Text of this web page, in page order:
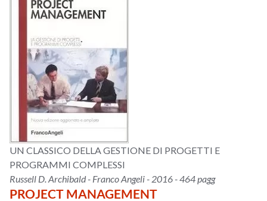
UN CLASSICO DELLA GESTIONE DI PROGETTI E
PROGRAMMI COMPLESSI
Russell D. Archibald - Franco Angeli - 2016 - 464 pagg
PROJECT MANAGEMENT